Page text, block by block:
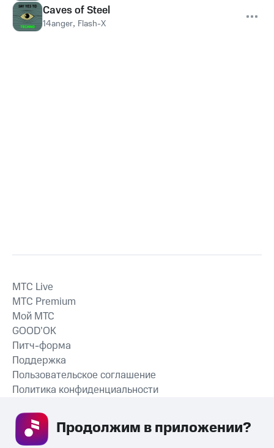
Caves of Steel
14anger, Flash-X
СКАЧАТЬ ПРИЛОЖЕНИЕ
MTС Live
MTС Premium
Мой МТС
GOOD’OK
Питч-форма
Поддержка
Пользовательское соглашение
Политика конфиденциальности